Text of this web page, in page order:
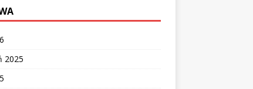
2025